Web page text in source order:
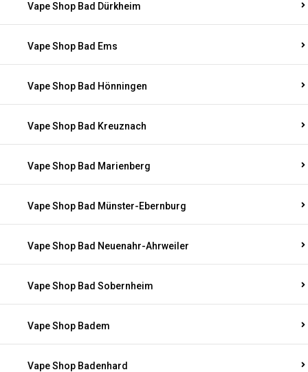
Vape Shop Bad Dürkheim
Vape Shop Bad Ems
Vape Shop Bad Hönningen
Vape Shop Bad Kreuznach
Vape Shop Bad Marienberg
Vape Shop Bad Münster-Ebernburg
Vape Shop Bad Neuenahr-Ahrweiler
Vape Shop Bad Sobernheim
Vape Shop Badem
Vape Shop Badenhard